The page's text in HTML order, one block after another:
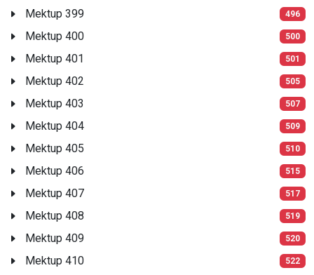
Mektup 399 496
Mektup 400 500
Mektup 401 501
Mektup 402 505
Mektup 403 507
Mektup 404 509
Mektup 405 510
Mektup 406 515
Mektup 407 517
Mektup 408 519
Mektup 409 520
Mektup 410 522